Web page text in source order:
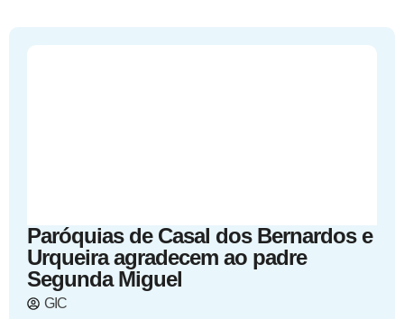
Paróquias de Casal dos Bernardos e
Urqueira agradecem ao padre
Segunda Miguel
GIC